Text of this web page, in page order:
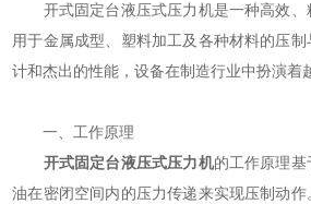
开式固定台液压式压力机是一种高效、
用于金属成型、塑料加工及各种材料的压
计和杰出的性能，设备在制造行业中扮演着
一、工作原理
开式固定台液压式压力机的工作原理
油在密闭空间内的压力传递来实现压制动